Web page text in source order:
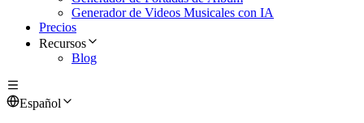
Generador de Videos Musicales con IA
Precios
Recursos
Blog
Español